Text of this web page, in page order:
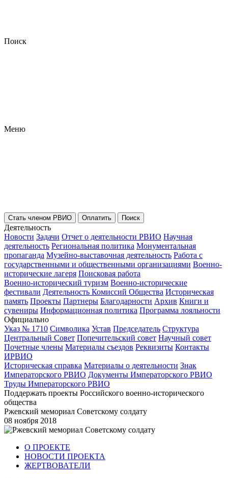
Поиск
Меню
Стать членом РВИО Оплатить Поиск
Деятельность
Новости Задачи Отчет о деятельности РВИО Научная
деятельность Региональная политика Монументальная
пропаганда Музейно-выставочная деятельность Работа с
государственными и общественными организациями Военно-
исторические лагеря Поисковая работа
Военно-исторический туризм Военно-исторические
фестивали Деятельность Комиссий Общества Историческая
память Проекты Партнеры Благодарности Архив Книги и
сувениры Информационная политика Программа лояльности
Официально
Указ № 1710 Символика Устав Председатель Структура
Центральный Совет Попечительский совет Научный совет
Почетные члены Материалы съездов Реквизиты Контакты
ИРВИО
Историческая справка Материалы о деятельности Знак
Императорского РВИО Документы Императорского РВИО
Труды Императорского РВИО
Поддержать проекты Российского военно-исторического
общества
Ржевский мемориал Советскому солдату
08 ноября 2018
О ПРОЕКТЕ
НОВОСТИ ПРОЕКТА
ЖЕРТВОВАТЕЛИ